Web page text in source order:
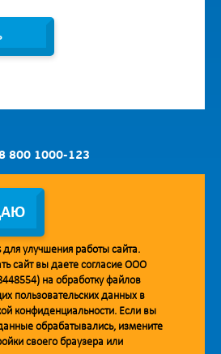
800 1000-123
на установку
приложение Vodorobot
для улучшения работы сайта.
сайт вы даете согласие ООО
на обработку файлов
пользовательских данных в
конфиденциальности. Если вы
обрабатывались, измените
своего браузера или